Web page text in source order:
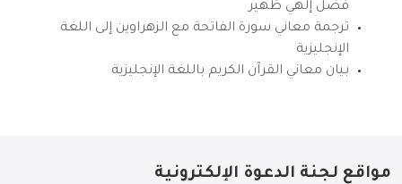
فضل إلهي ظهير
ترجمة معاني سورة الفاتحة مع الزهراوين إلى اللغة
الإنجليزية
بيان معاني القرآن الكريم باللغة الإنجليزية
مواقع لجنة الدعوة الإلكترونية